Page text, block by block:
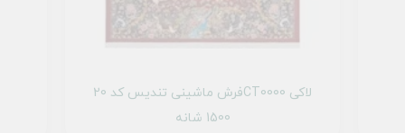
فرش ماشینی تندیس کد 20CT0000 لاکی
1500 شانه